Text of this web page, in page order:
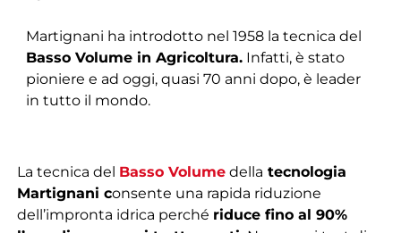
Martignani ha introdotto nel 1958 la tecnica del
Basso Volume in Agricoltura.Infatti, è stato
pioniere e ad oggi, quasi 70 anni dopo, è leader
in tutto il mondo.
La tecnica del Basso Volumedella tecnologia
Martignani consente una rapida riduzione
dell’impronta idrica perché riduce fino al 90%